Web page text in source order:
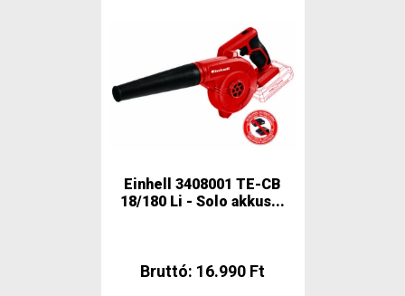
Einhell 3408001 TE-CB
18/180 Li - Solo akkus...
Bruttó: 16.990 Ft